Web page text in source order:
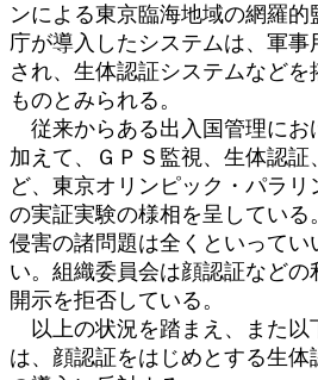
ンによる東京臨海地域の網羅
庁が導入したシステムは、軍
され、生体認証システムなど
ものとみられる。
従来からある出入国管理にお
加えて、ＧＰＳ監視、生体認証
ど、東京オリンピック・パラ
の実証実験の様相を呈している
侵害の諸問題は全くといってい
い。組織委員会は顔認証など
開示を拒否している。
以上の状況を踏まえ、また以
は、顔認証をはじめとする生